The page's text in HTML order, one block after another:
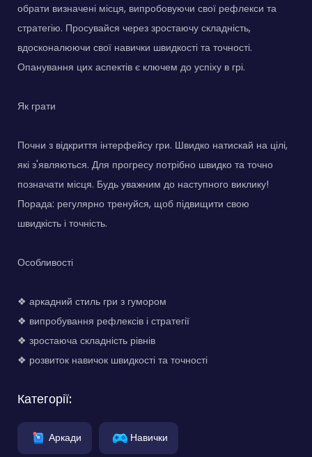
обрати визначені місця, випробовуючи свої рефлекси та
стратегію. Просувайся через зростаючу складність,
вдосконалюючи свої навички швидкості та точності.
Опанування цих аспектів є ключем до успіху в грі.
Як грати
Почни з відкриття інтерфейсу гри. Швидко натискай на цілі,
які з'являються. Для прогресу потрібно швидко та точно
позначати місця. Будь уважним до наступного виклику!
Порада: регулярно тренуйся, щоб підвищити свою
швидкість і точність.
Особливості
❖ аркадний стиль гри з гумором
❖ випробування рефлексів і стратегії
❖ зростаюча складність рівнів
❖ розвиток навичок швидкості та точності
Категорії:
Аркади Навички